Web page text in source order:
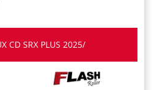
CD SRX PLUS 2025/